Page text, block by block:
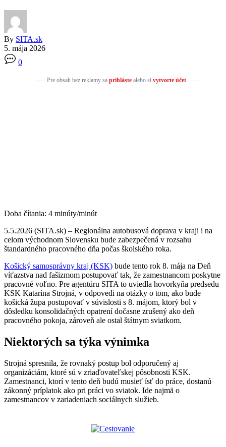
By SITA.sk
5. mája 2026
0
Pre obsah bez reklamy sa prihlástealebo si vytvorte účet.
Doba čítania: 4 minúty/minút
5.5.2026 (SITA.sk) – Regionálna autobusová doprava v kraji i na
celom východnom Slovensku bude zabezpečená v rozsahu
štandardného pracovného dňa počas školského roka.
Košický samosprávny kraj (KSK) bude tento rok 8. mája na Deň
víťazstva nad fašizmom postupovať tak, že zamestnancom poskytne
pracovné voľno. Pre agentúru SITA to uviedla hovorkyňa predsedu
KSK Katarína Strojná, v odpovedi na otázky o tom, ako bude
košická župa postupovať v súvislosti s 8. májom, ktorý bol v
dôsledku konsolidačných opatrení dočasne zrušený ako deň
pracovného pokoja, zároveň ale ostal štátnym sviatkom.
Niektorých sa týka výnimka
Strojná spresnila, že rovnaký postup bol odporučený aj
organizáciám, ktoré sú v zriaďovateľskej pôsobnosti KSK.
Zamestnanci, ktorí v tento deň budú musieť ísť do práce, dostanú
zákonný príplatok ako pri práci vo sviatok. Ide najmä o
zamestnancov v zariadeniach sociálnych služieb.